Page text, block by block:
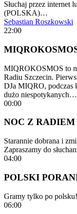
Słuchaj przez internet
(POLSKA)…
Sebastian Roszkowski
22:00
MIQROKOSMOS to
Radiu Szczecin.
DJa MIQRO, podczas
dużo niespotykanych…
00:00
NOC Z
Starannie dobrana i
Zapraszamy do
04:00
POLSKI
Gramy tylko po
06:00